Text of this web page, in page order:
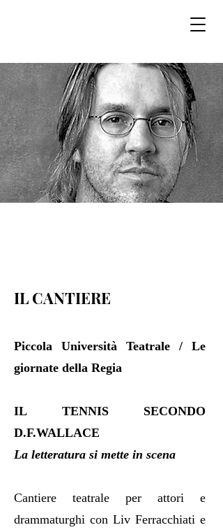
Ferracchiati/Ma
IL CANTIERE
Piccola Università Teatrale / Le
giornate della Regia
IL TENNIS SECONDO
D.F.WALLACE
La letteratura si mette in scena
Cantiere teatrale per attori e
drammaturghi con Liv Ferracchiati e